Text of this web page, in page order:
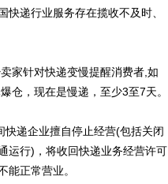
递行业服务存在揽收不及时、
家针对快递变慢提醒消费者,如
仓，现在是慢递，至少3至7天。
递企业擅自停止经营(包括关闭
运行)，将收回快递业务经营许可
能正常营业。